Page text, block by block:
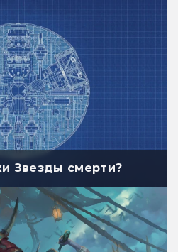
Звезды смерти?